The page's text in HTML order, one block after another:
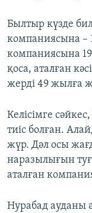
Былтыр күзде
компаниясына –
компаниясына
қоса, аталған
жерді 49 жылға
Келісімге
тиіс болған.
жүр. Дәл осы
наразылығын
аталған
Нурабад ауданы